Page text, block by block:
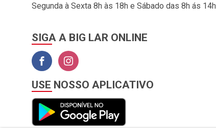
CLINCK COMERCIO DE
COLGATE (1)
COMEP (1)
CORTAG (1)
COZIMAX (63)
Segunda à Sexta 8h às 18h e Sábado das 8h ás 14h
SIGA A BIG LAR ONLINE
USE NOSSO APLICATIVO